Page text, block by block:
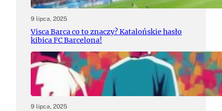
9 lipca, 2025
Visca Barca co to znaczy? Katalońskie hasło
kibica FC Barcelona!
9 lipca, 2025